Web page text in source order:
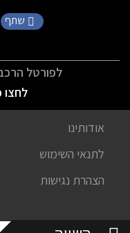
שתף
לפורטל
לחצו
אודותינו
לתנאי השימוש
הצהרת נגישות